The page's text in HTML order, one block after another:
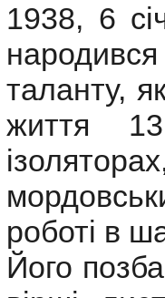
1938, 6
таланту,
життя
роботі в
Його